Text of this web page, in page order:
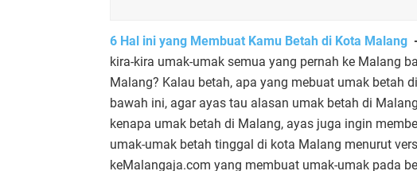
6 Hal ini yang Membuat Kamu Betah di Kota Malang
kira-kira umak-umak semua yang pernah ke Malang
Malang? Kalau betah, apa yang mebuat umak betah
bawah ini, agar ayas tau alasan umak betah di
kenapa umak betah di Malang, ayas juga ingin
umak-umak betah tinggal di kota Malang menurut
keMalangaja.com yang membuat umak-umak pada